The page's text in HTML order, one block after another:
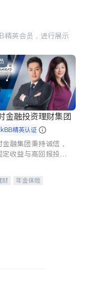
精英会员，进行展示
金融投资理财集团
精英认证
金融集团秉持诚信，
定收益与高回报投资
力客户实现目标
财
年金保险